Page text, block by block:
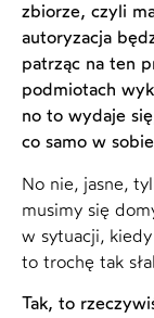
zbiorze, czyli
autoryzacja
patrząc na ten
podmiotach
no to wydaje
co samo w
No nie, jasne,
musimy się
w sytuacji,
to trochę tak
Tak, to